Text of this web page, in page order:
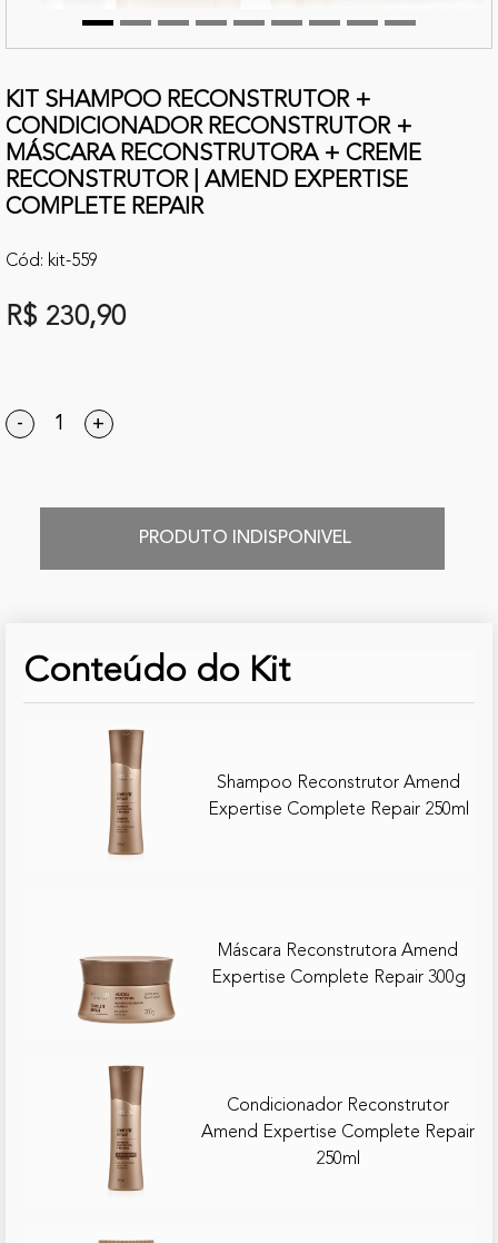
KIT SHAMPOO RECONSTRUTOR +
CONDICIONADOR RECONSTRUTOR +
MÁSCARA RECONSTRUTORA + CREME
RECONSTRUTOR | AMEND EXPERTISE
COMPLETE REPAIR
Cód: kit-559
R$ 230,90
- +
PRODUTO INDISPONIVEL
Conteúdo do Kit
Shampoo Reconstrutor Amend
Expertise Complete Repair 250ml
Máscara Reconstrutora Amend
Expertise Complete Repair 300g
Condicionador Reconstrutor
Amend Expertise Complete Repair
250ml